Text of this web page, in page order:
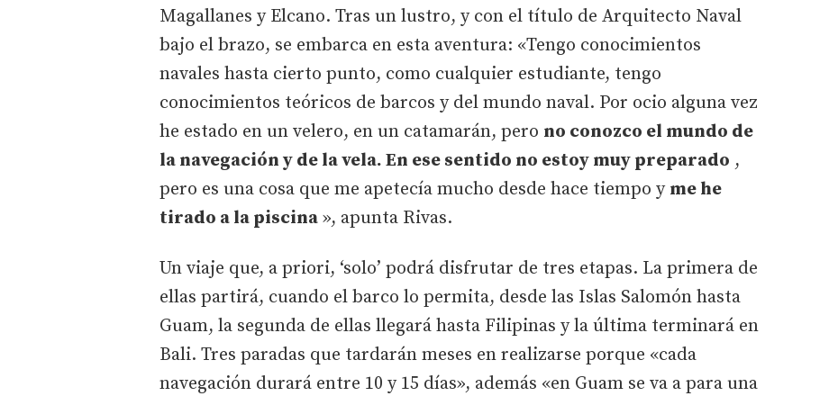
Magallanes y Elcano. Tras un lustro, y con el título de Arquitecto Naval
bajo el brazo, se embarca en esta aventura: «Tengo conocimientos
navales hasta cierto punto, como cualquier estudiante, tengo
conocimientos teóricos de barcos y del mundo naval. Por ocio alguna vez
he estado en un velero, en un catamarán, pero no conozco el mundo de
la navegación y de la vela. En ese sentido no estoy muy preparado ,
pero es una cosa que me apetecía mucho desde hace tiempo y me he
tirado a la piscina », apunta Rivas.
Un viaje que, a priori, ‘solo’ podrá disfrutar de tres etapas. La primera de
ellas partirá, cuando el barco lo permita, desde las Islas Salomón hasta
Guam, la segunda de ellas llegará hasta Filipinas y la última terminará en
Bali. Tres paradas que tardarán meses en realizarse porque «cada
navegación durará entre 10 y 15 días», además «en Guam se va a para una